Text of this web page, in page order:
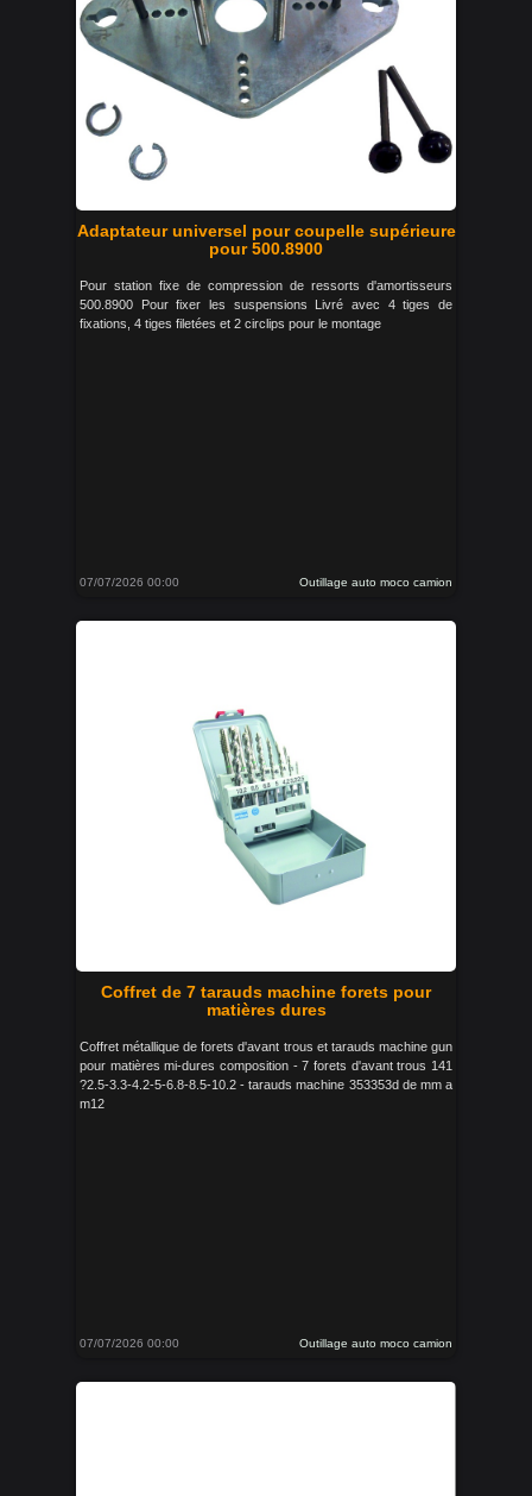
Adaptateur universel pour coupelle supérieure
pour 500.8900
Pour station fixe de compression de ressorts d'amortisseurs
500.8900 Pour fixer les suspensions Livré avec 4 tiges de
fixations, 4 tiges filetées et 2 circlips pour le montage
07/07/2026 00:00 Outillage auto moco camion
Coffret de 7 tarauds machine forets pour
matières dures
Coffret métallique de forets d'avant trous et tarauds machine gun
pour matières mi-dures composition - 7 forets d'avant trous 141
?2.5-3.3-4.2-5-6.8-8.5-10.2 - tarauds machine 353353d de mm a
m12
07/07/2026 00:00 Outillage auto moco camion